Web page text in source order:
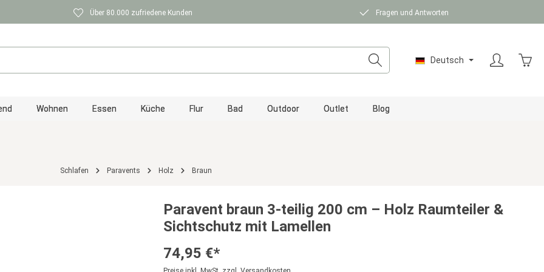
Über 80.000 zufriedene Kunden Fragen und Antworten
Deutsch
Wohnen Essen Küche Flur Bad Outdoor Outlet Blog
Schlafen Paravents Holz Braun
Paravent braun 3-teilig 200 cm – Holz Raumteiler &
Sichtschutz mit Lamellen
74,95 €*